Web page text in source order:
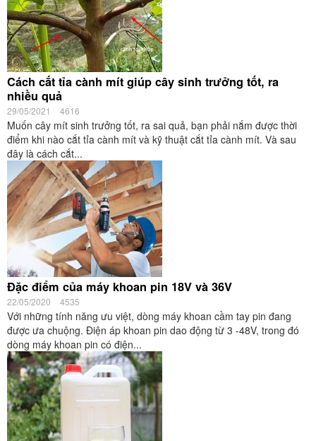
Cách cắt tỉa cành mít giúp cây sinh trưởng tốt, ra
nhiều quả
29/05/2021 4616
Muốn cây mít sinh trưởng tốt, ra sai quả, bạn phải nắm được thời
điểm khi nào cắt tỉa cành mít và kỹ thuật cắt tỉa cành mít. Và sau
đây là cách cắt...
Đặc điểm của máy khoan pin 18V và 36V
22/05/2020 4535
Với những tính năng ưu việt, dòng máy khoan cầm tay pin đang
được ưa chuộng. Điện áp khoan pin dao động từ 3 -48V, trong đó
dòng máy khoan pin có điện...